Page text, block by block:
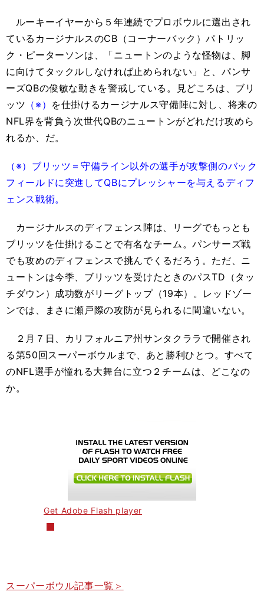
ルーキーイヤーから５年連続でプロボウルに選出され
ているカージナルスのCB（コーナーバック）パトリッ
ク・ピーターソンは、「ニュートンのような怪物は、脚
に向けてタックルしなければ止められない」と、パンサ
ーズQBの俊敏な動きを警戒している。見どころは、ブリ
ッツ （※） を仕掛けるカージナルス守備陣に対し、将来の
NFL界を背負う次世代QBのニュートンがどれだけ攻めら
れるか、だ。
（※）ブリッツ＝守備ライン以外の選手が攻撃側のバック
フィールドに突進してQBにプレッシャーを与えるディフ
ェンス戦術。
カージナルスのディフェンス陣は、リーグでもっとも
ブリッツを仕掛けることで有名なチーム。パンサーズ戦
でも攻めのディフェンスで挑んでくるだろう。ただ、ニ
ュートンは今季、ブリッツを受けたときのパスTD（タッ
チダウン）成功数がリーグトップ（19本）。レッドゾー
ンでは、まさに瀬戸際の攻防が見られるに間違いない。
２月７日、カリフォルニア州サンタクララで開催され
る第50回スーパーボウルまで、あと勝利ひとつ。すべて
のNFL選手が憧れる大舞台に立つ２チームは、どこなの
か。
Get Adobe Flash player
スーパーボウル記事一覧＞